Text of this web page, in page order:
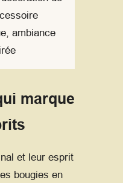
ambiance
marque
et leur esprit
bougies en